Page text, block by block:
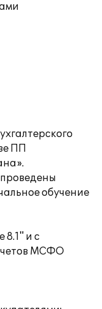
ПП
обучение
и с
МСФО